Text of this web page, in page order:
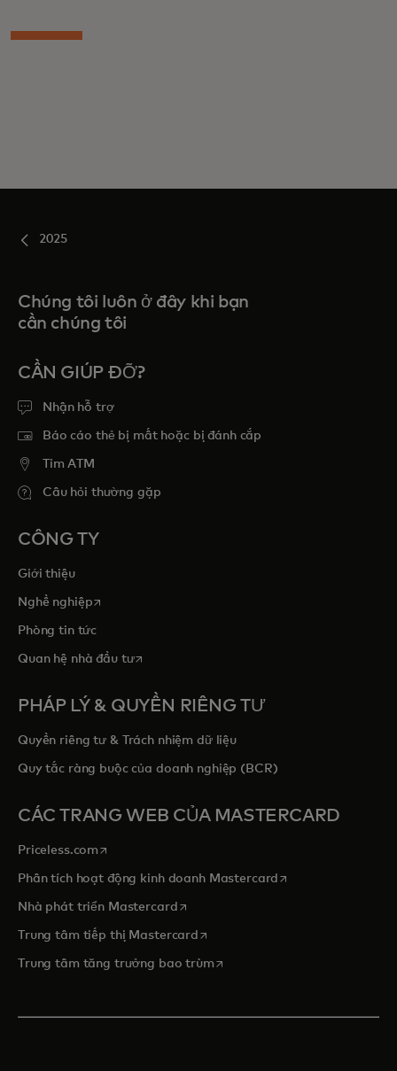
2025
Chúng tôi luôn ở đây khi bạn
cần chúng tôi
CẦN GIÚP ĐỠ?
Nhận hỗ trợ
Báo cáo thẻ bị mất hoặc bị đánh cắp
Tim ATM
Câu hỏi thường gặp
CÔNG TY
Giới thiệu
Nghề nghiệpopens in a new tab
Phòng tin tức
Quan hệ nhà đầu tưopens in a new tab
PHÁP LÝ & QUYỀN RIÊNG TƯ
Quyền riêng tư & Trách nhiệm dữ liệu
Quy tắc ràng buộc của doanh nghiệp (BCR)
CÁC TRANG WEB CỦA MASTERCARD
Priceless.com opens in a new tab
Phân tích hoạt động kinh doanh Mastercard opens in a new tab
Nhà phát triển Mastercardopens in a new tab
Trung tâm tiếp thị Mastercardopens in a new tab
Trung tâm tăng trưởng bao trùmopens in a new tab